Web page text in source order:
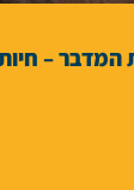
– חיות